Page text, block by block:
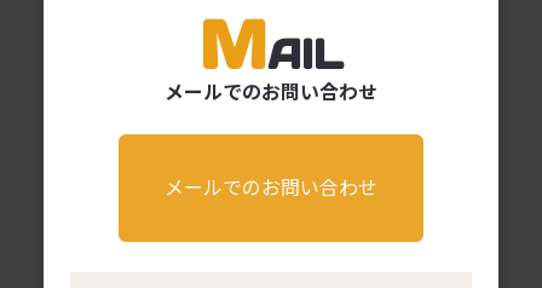
MAIL
メールでのお問い合わせ
メールでのお問い合わせ